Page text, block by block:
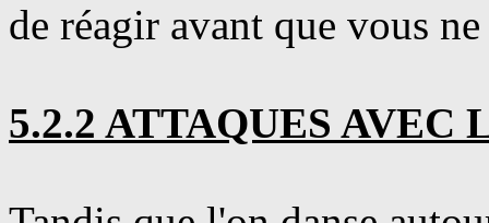
de réagir avant que vous
5.2.2 ATTAQUES AVEC